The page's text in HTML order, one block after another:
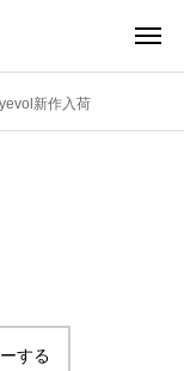
新作入荷
する